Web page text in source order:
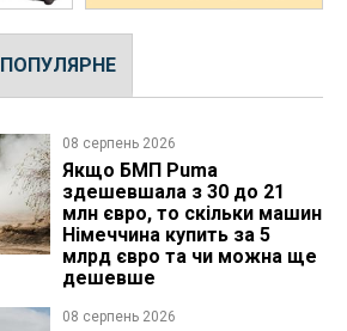
ПОПУЛЯРНЕ
08 серпень 2026
Якщо БМП Puma
здешевшала з 30 до 21
млн євро, то скільки машин
Німеччина купить за 5
млрд євро та чи можна ще
дешевше
08 серпень 2026